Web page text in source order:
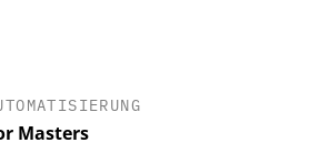
Masters